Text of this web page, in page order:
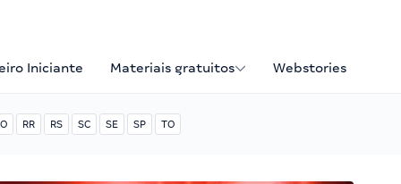
Iniciante Materiais gratuitos Webstories
RR RS SC SE SP TO